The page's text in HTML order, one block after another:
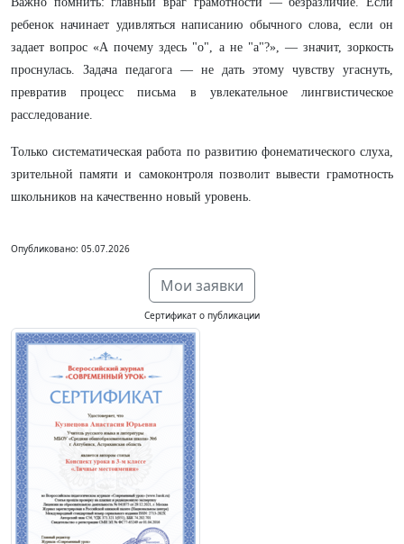
ребенок начинает удивляться написанию обычного слова, если он
задает вопрос «А почему здесь "о", а не "а"?», — значит, зоркость
проснулась. Задача педагога — не дать этому чувству угаснуть,
превратив процесс письма в увлекательное лингвистическое
расследование.
Только систематическая работа по развитию фонематического слуха,
зрительной памяти и самоконтроля позволит вывести грамотность
школьников на качественно новый уровень.
Опубликовано: 05.07.2026
Мои заявки
Сертификат о публикации